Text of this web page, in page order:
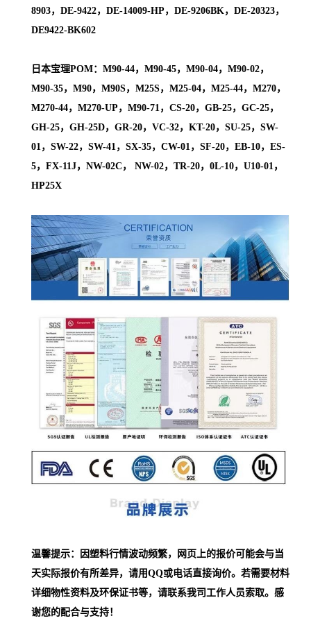
8903，DE-9422，DE-14009-HP，DE-9206BK，DE-20323，
DE9422-BK602
日本宝理POM：M90-44，M90-45，M90-04，M90-02，
M90-35，M90，M90S，M25S，M25-04，M25-44，M270，
M270-44，M270-UP，M90-71，CS-20，GB-25，GC-25，
GH-25，GH-25D，GR-20，VC-32，KT-20，SU-25，SW-
01，SW-22，SW-41，SX-35，CW-01，SF-20，EB-10，ES-
5，FX-11J，NW-02C， NW-02，TR-20，0L-10，U10-01，
HP25X
温馨提示：因塑料行情波动频繁，网页上的报价可能会与当
天实际报价有所差异，请用QQ或电话直接询价。若需要材料
详细物性资料及环保证书等，请联系我司工作人员索取。感
谢您的配合与支持！